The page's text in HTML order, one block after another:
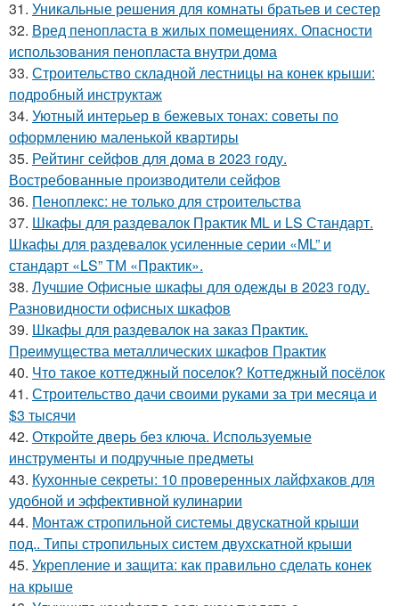
31. Уникальные решения для комнаты братьев и сестер
32. Вред пенопласта в жилых помещениях. Опасности
использования пенопласта внутри дома
33. Строительство складной лестницы на конек крыши:
подробный инструктаж
34. Уютный интерьер в бежевых тонах: советы по
оформлению маленькой квартиры
35. Рейтинг сейфов для дома в 2023 году.
Востребованные производители сейфов
36. Пеноплекс: не только для строительства
37. Шкафы для раздевалок Практик ML и LS Стандарт.
Шкафы для раздевалок усиленные серии «ML” и
стандарт «LS” ТМ «Практик».
38. Лучшие Офисные шкафы для одежды в 2023 году.
Разновидности офисных шкафов
39. Шкафы для раздевалок на заказ Практик.
Преимущества металлических шкафов Практик
40. Что такое коттеджный поселок? Коттеджный посёлок
41. Строительство дачи своими руками за три месяца и
$3 тысячи
42. Откройте дверь без ключа. Используемые
инструменты и подручные предметы
43. Кухонные секреты: 10 проверенных лайфхаков для
удобной и эффективной кулинарии
44. Монтаж стропильной системы двускатной крыши
под.. Типы стропильных систем двухскатной крыши
45. Укрепление и защита: как правильно сделать конек
на крыше